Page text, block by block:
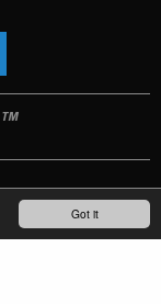
Got it
TM
IMPRINT